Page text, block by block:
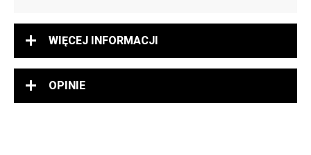
WIĘCEJ INFORMACJI
OPINIE